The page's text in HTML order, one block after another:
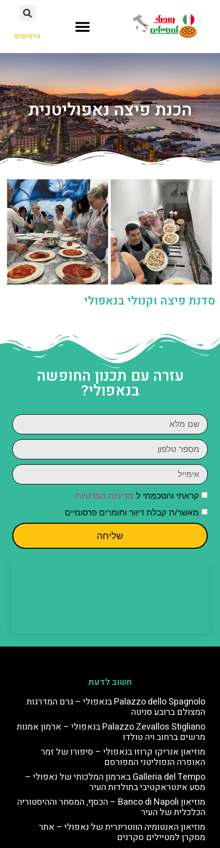
כרטיסים
הכנת פיצה נאפוליטנית
סדנת פיצה וקנולי בנאפולי
עזרה עם תכנון החופשה
בנאפולי?
קראתי והסכמתי ל מדיניות הפרטיות
מאשר/ת קבלת דיוור וחומרים פרסומיים
שליחה
חשוב לדעת
Palazzo dello Spagnolo בנאפולי – גרם המדרגות
המצולם ברובע סניטה
Palazzo Zevallos Stigliano בנאפולי – ארמון אמנות
מרשים ברחוב ויה טולדו
מוזיאון אנריקו קרוזו בנאפולי – סיפורו של זמר
האופרה הנפוליטני המפורסם
Galleria del Tempo בארמון המלכותי של נאפולי –
מסע אינטראקטיבי בתולדות העיר
מוזיאון Banco di Napoli – הכסף, המסחר וההיסטוריה
הכלכלית של העיר
מוזיאון האנטומיה הווטרינרית של נאפולי – אתר
מסקרן למטיילים סקרנים